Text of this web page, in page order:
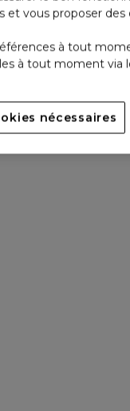
et vous proposer des
à tout
à tout moment via
nécessaires